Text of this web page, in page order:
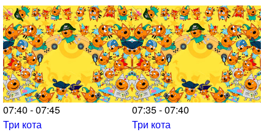
07:40 - 07:45
Три кота
07:35 - 07:40
Три кота